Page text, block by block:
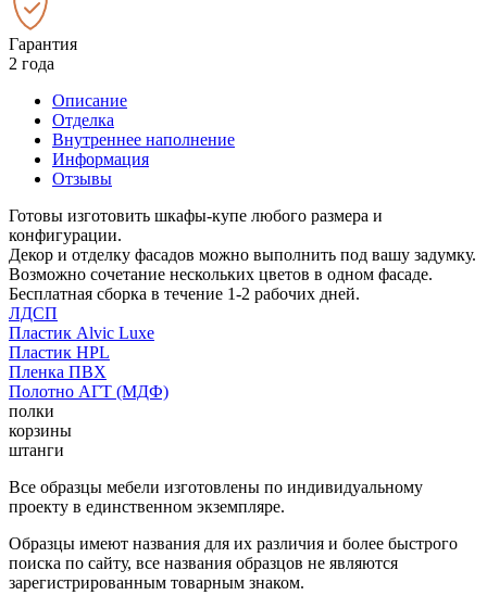
Гарантия
2 года
Описание
Отделка
Внутреннее наполнение
Информация
Отзывы
Готовы изготовить шкафы-купе любого размера и
конфигурации.
Декор и отделку фасадов можно выполнить под вашу задумку.
Возможно сочетание нескольких цветов в одном фасаде.
Бесплатная сборка в течение 1-2 рабочих дней.
ЛДСП
Пластик Alvic Luxe
Пластик HPL
Пленка ПВХ
Полотно АГТ (МДФ)
полки
корзины
штанги
Все образцы мебели изготовлены по индивидуальному
проекту в единственном экземпляре.
Образцы имеют названия для их различия и более быстрого
поиска по сайту, все названия образцов не являются
зарегистрированным товарным знаком.